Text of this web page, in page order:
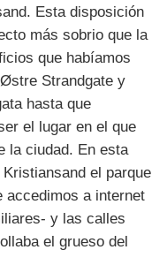
Esta disposición
más sobrio que la
que habíamos
Strandgate y
hasta que
el lugar en el que
la ciudad. En esta
el parque
accedimos a internet
y las calles
el grueso del